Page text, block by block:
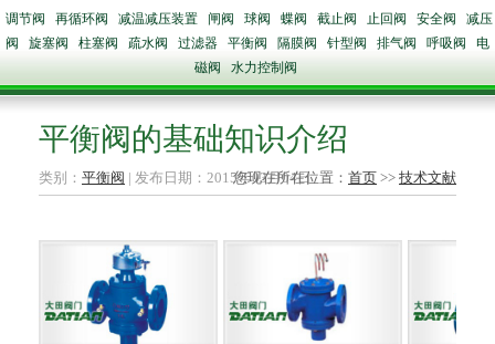
调节阀 再循环阀 减温减压装置 闸阀 球阀 蝶阀 截止阀 止回阀 安全阀
减压
阀
旋塞阀 柱塞阀 疏水阀 过滤器 平衡阀 隔膜阀 针型阀 排气阀 呼吸阀
电
磁阀
水力控制阀
平衡阀的基础知识介绍
类别： 平衡阀 | 发布日期：2015年03月04日
您现在所在位置： 首页 >> 技术文献